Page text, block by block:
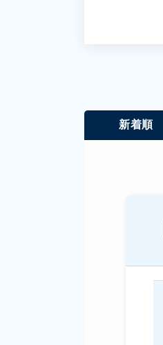
新着順